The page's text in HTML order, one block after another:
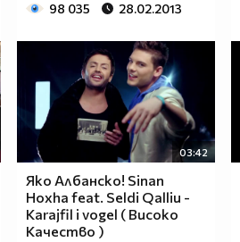
98 035 28.02.2013
03:42
Яко Албанско! Sinan
Hoxha feat. Seldi Qalliu -
Karajfil i vogel ( Високо
Качество )